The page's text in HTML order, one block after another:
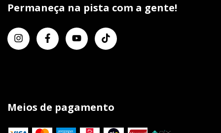
Permaneça na pista com a gente!
Meios de pagamento